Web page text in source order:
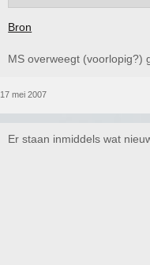
appear to exist.
"We're fully committed to
"We firmly stand behind the
Bron
MS overweegt (voorlopig?)
17 mei 2007
Er staan inmiddels wat